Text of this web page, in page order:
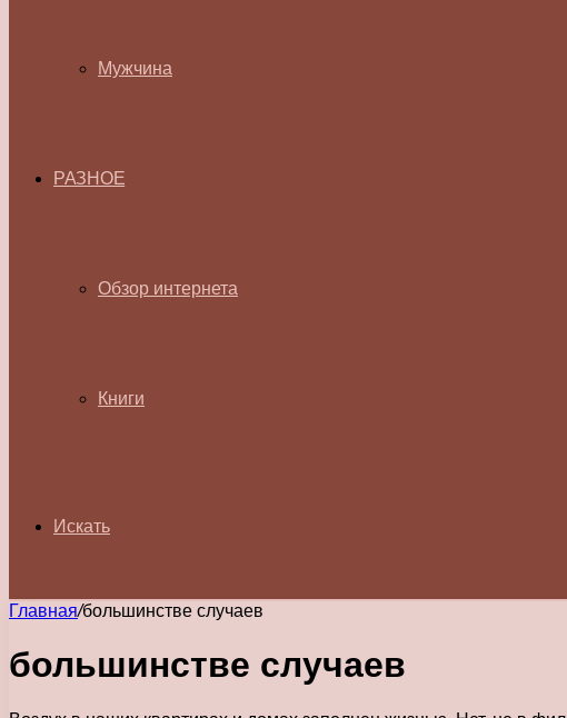
Мужчина
РАЗНОЕ
Обзор интернета
Книги
Искать
Главная/большинстве случаев
большинстве случаев